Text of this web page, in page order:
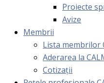
Proiecte
Avize
Membrii
Lista membrilor
Aderarea la
Cotizaţii